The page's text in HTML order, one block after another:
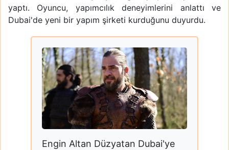
yaptı. Oyuncu, yapımcılık deneyimlerini anlattı ve
Dubai'de yeni bir yapım şirketi kurduğunu duyurdu.
Engin Altan Düzyatan Dubai'ye